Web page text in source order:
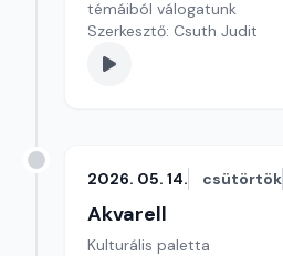
témáiból válogatunk
Szerkesztő: Csuth Judit
2026. 05. 14. csütörtök
Akvarell
Kulturális paletta